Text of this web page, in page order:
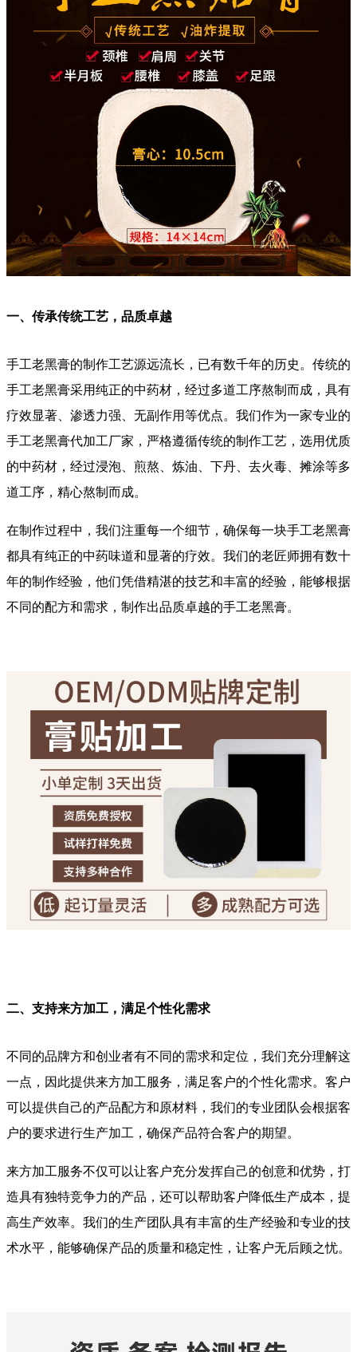
一、传承传统工艺，品质卓越
手工老黑膏的制作工艺源远流长，已有数千年的历史。传统的
手工老黑膏采用纯正的中药材，经过多道工序熬制而成，具有
疗效显著、渗透力强、无副作用等优点。我们作为一家专业的
手工老黑膏代加工厂家，严格遵循传统的制作工艺，选用优质
的中药材，经过浸泡、煎熬、炼油、下丹、去火毒、摊涂等多
道工序，精心熬制而成。
在制作过程中，我们注重每一个细节，确保每一块手工老黑膏
都具有纯正的中药味道和显著的疗效。我们的老匠师拥有数十
年的制作经验，他们凭借精湛的技艺和丰富的经验，能够根据
不同的配方和需求，制作出品质卓越的手工老黑膏。
二、支持来方加工，满足个性化需求
不同的品牌方和创业者有不同的需求和定位，我们充分理解这
一点，因此提供来方加工服务，满足客户的个性化需求。客户
可以提供自己的产品配方和原材料，我们的专业团队会根据客
户的要求进行生产加工，确保产品符合客户的期望。
来方加工服务不仅可以让客户充分发挥自己的创意和优势，打
造具有独特竞争力的产品，还可以帮助客户降低生产成本，提
高生产效率。我们的生产团队具有丰富的生产经验和专业的技
术水平，能够确保产品的质量和稳定性，让客户无后顾之忧。